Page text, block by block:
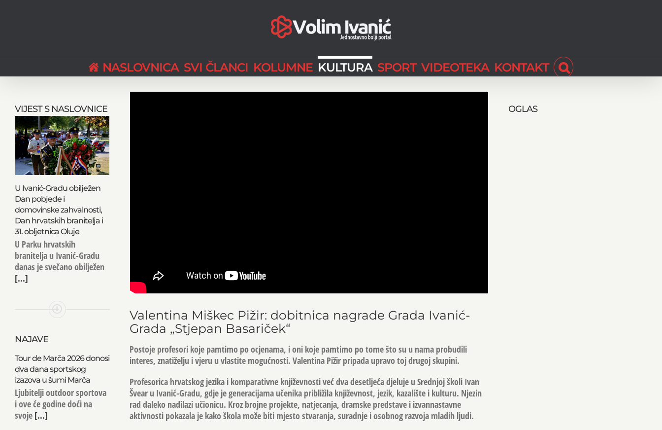
NASLOVNICA SVI ČLANCI KOLUMNE KULTURA SPORT VIDEOTEKA KONTAKT
Valentina Miškec Pižir: dobitnica nagrade Grada Ivanić-
Grada „Stjepan Basariček“
Postoje profesori koje pamtimo po ocjenama, i oni koje pamtimo po tome što su u nama probudili
interes, znatiželju i vjeru u vlastite mogućnosti. Valentina Pižir pripada upravo toj drugoj skupini.
Profesorica hrvatskog jezika i komparativne književnosti već dva desetljeća djeluje u Srednjoj školi Ivan
Švear u Ivanić-Gradu, gdje je generacijama učenika približila književnost, jezik, kazalište i kulturu. Njezin
rad daleko nadilazi učionicu. Kroz brojne projekte, natjecanja, dramske predstave i izvannastavne
aktivnosti pokazala je kako škola može biti mjesto stvaranja, suradnje i osobnog razvoja mladih ljudi.
VIJEST S NASLOVNICE
U Ivanić-Gradu obilježen
Dan pobjede i
domovinske zahvalnosti,
Dan hrvatskih branitelja i
31. obljetnica Oluje
U Parku hrvatskih
branitelja u Ivanić-Gradu
danas je svečano obilježen
[...]
NAJAVE
Tour de Marča 2026 donosi
dva dana sportskog
izazova u šumi Marča
Ljubitelji outdoor sportova
i ove će godine doći na
svoje[...]
OGLAS